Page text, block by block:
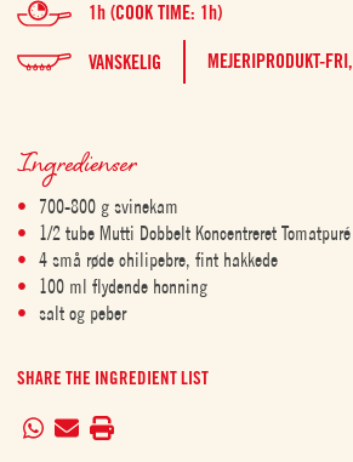
1h (COOK TIME: 1h)
VANSKELIG MEJERIPRODUKT-FRI,
Ingredienser
700-800 g svinekam
1/2 tube Mutti Dobbelt Koncentreret Tomatpuré
4 små røde chilipebre, fint hakkede
100 ml flydende honning
salt og peber
SHARE THE INGREDIENT LIST